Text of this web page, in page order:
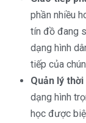
phần nhiều
tín đồ đang
dạng hình
tiếp của
Quản lý
dạng hình
học được